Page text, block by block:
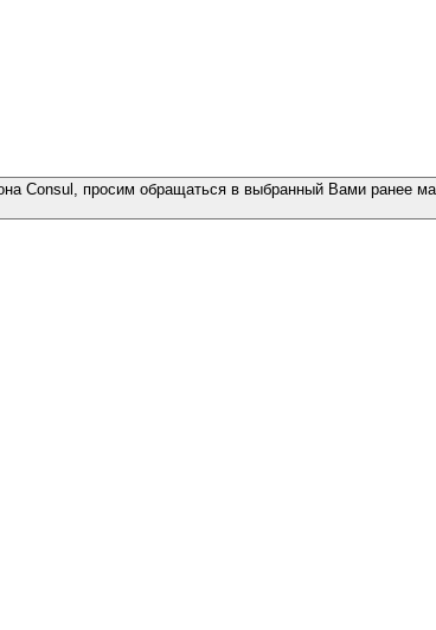
Consul, просим обращаться в выбранный Вами ранее